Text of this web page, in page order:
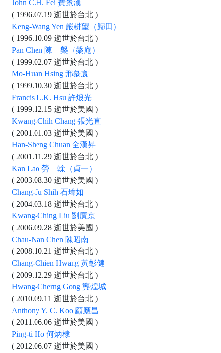
John C.H. Fei 費景漢
( 1996.07.19 逝世於台北 )
Keng-Wang Yen 嚴耕望（歸田）
( 1996.10.09 逝世於台北 )
Pan Chen 陳 槃（槃庵）
( 1999.02.07 逝世於台北 )
Mo-Huan Hsing 邢慕寰
( 1999.10.30 逝世於台北 )
Francis L.K. Hsu 許烺光
( 1999.12.15 逝世於美國 )
Kwang-Chih Chang 張光直
( 2001.01.03 逝世於美國 )
Han-Sheng Chuan 全漢昇
( 2001.11.29 逝世於台北 )
Kan Lao 勞 榦（貞一）
( 2003.08.30 逝世於美國 )
Chang-Ju Shih 石璋如
( 2004.03.18 逝世於台北 )
Kwang-Ching Liu 劉廣京
( 2006.09.28 逝世於美國 )
Chau-Nan Chen 陳昭南
( 2008.10.21 逝世於台北 )
Chang-Chien Hwang 黃彰健
( 2009.12.29 逝世於台北 )
Hwang-Cherng Gong 龔煌城
( 2010.09.11 逝世於台北 )
Anthony Y. C. Koo 顧應昌
( 2011.06.06 逝世於美國 )
Ping-ti Ho 何炳棣
( 2012.06.07 逝世於美國 )